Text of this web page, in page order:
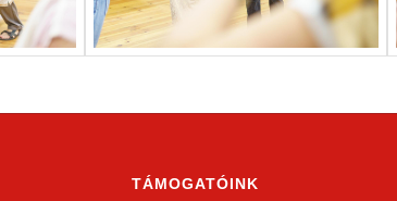
TÁMOGATÓINK